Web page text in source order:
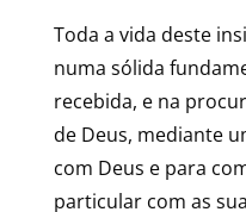
Toda a vida deste
numa sólida
recebida, e na
de Deus, mediante
com Deus e para
particular com as